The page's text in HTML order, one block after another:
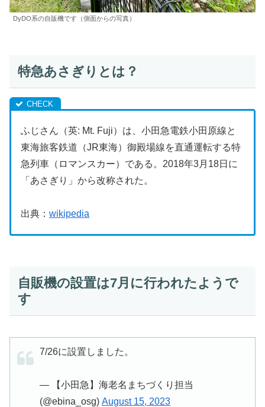
DyDO系の自販機です（側面からの写真）
特急あさぎりとは？
ふじさん（英: Mt. Fuji）は、小田急電鉄小田原線と
東海旅客鉄道（JR東海）御殿場線を直通運転する特
急列車（ロマンスカー）である。2018年3月18日に
「あさぎり」から改称された。
出典： wikipedia
自販機の設置は7月に行われたようで
す
7/26に設置しました。
— 【小田急】海老名まちづくり担当
(@ebina_osg) August 15, 2023